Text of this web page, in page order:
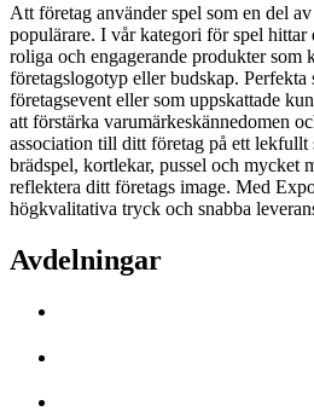
Att företag använder spel som en del
populärare. I vår kategori för spel hittar
roliga och engagerande produkter som
företagslogotyp eller budskap. Perfekta
företagsevent eller som uppskattade
att förstärka varumärkeskännedomen
association till ditt företag på ett lekfullt
brädspel, kortlekar, pussel och mycket
reflektera ditt företags image. Med
högkvalitativa tryck och snabba
Avdelningar